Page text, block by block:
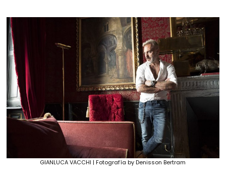
© 2015-2022 UMOMAG. PROPIEDAD DE UMO agency. TODOS LOS
DERECHOS RESERVADOS.
GIANLUCA VACCHI | Fotografía by Denisson Bertram